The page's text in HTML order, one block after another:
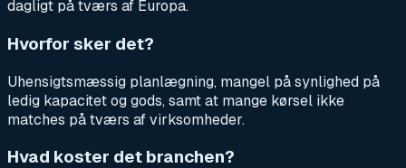
dagligt på tværs af Europa.
Hvorfor sker det?
Uhensigtsmæssig planlægning, mangel på synlighed på
ledig kapacitet og gods, samt at mange kørsel ikke
matches på tværs af virksomheder.
Hvad koster det branchen?